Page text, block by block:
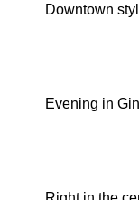
Downtown
Evening in